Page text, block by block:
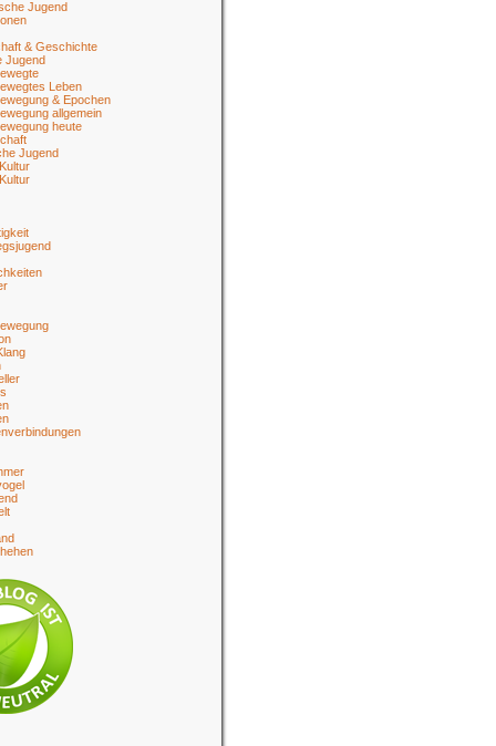
Jugend
& Geschichte
Jugend
Leben
& Epochen
allgemein
heute
Jugend